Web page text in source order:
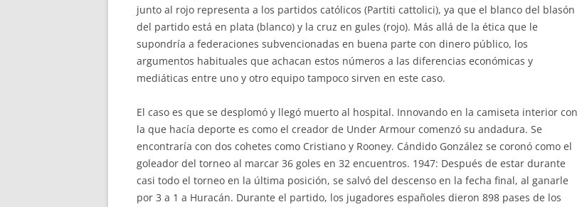
junto al rojo representa a los partidos católicos (Partiti cattolici), ya que el blanco del blasón
del partido está en plata (blanco) y la cruz en gules (rojo). Más allá de la ética que le
supondría a federaciones subvencionadas en buena parte con dinero público, los
argumentos habituales que achacan estos números a las diferencias económicas y
mediáticas entre uno y otro equipo tampoco sirven en este caso.
El caso es que se desplomó y llegó muerto al hospital. Innovando en la camiseta interior con
la que hacía deporte es como el creador de Under Armour comenzó su andadura. Se
encontraría con dos cohetes como Cristiano y Rooney. Cándido González se coronó como el
goleador del torneo al marcar 36 goles en 32 encuentros. 1947: Después de estar durante
casi todo el torneo en la última posición, se salvó del descenso en la fecha final, al ganarle
por 3 a 1 a Huracán. Durante el partido, los jugadores españoles dieron 898 pases de los